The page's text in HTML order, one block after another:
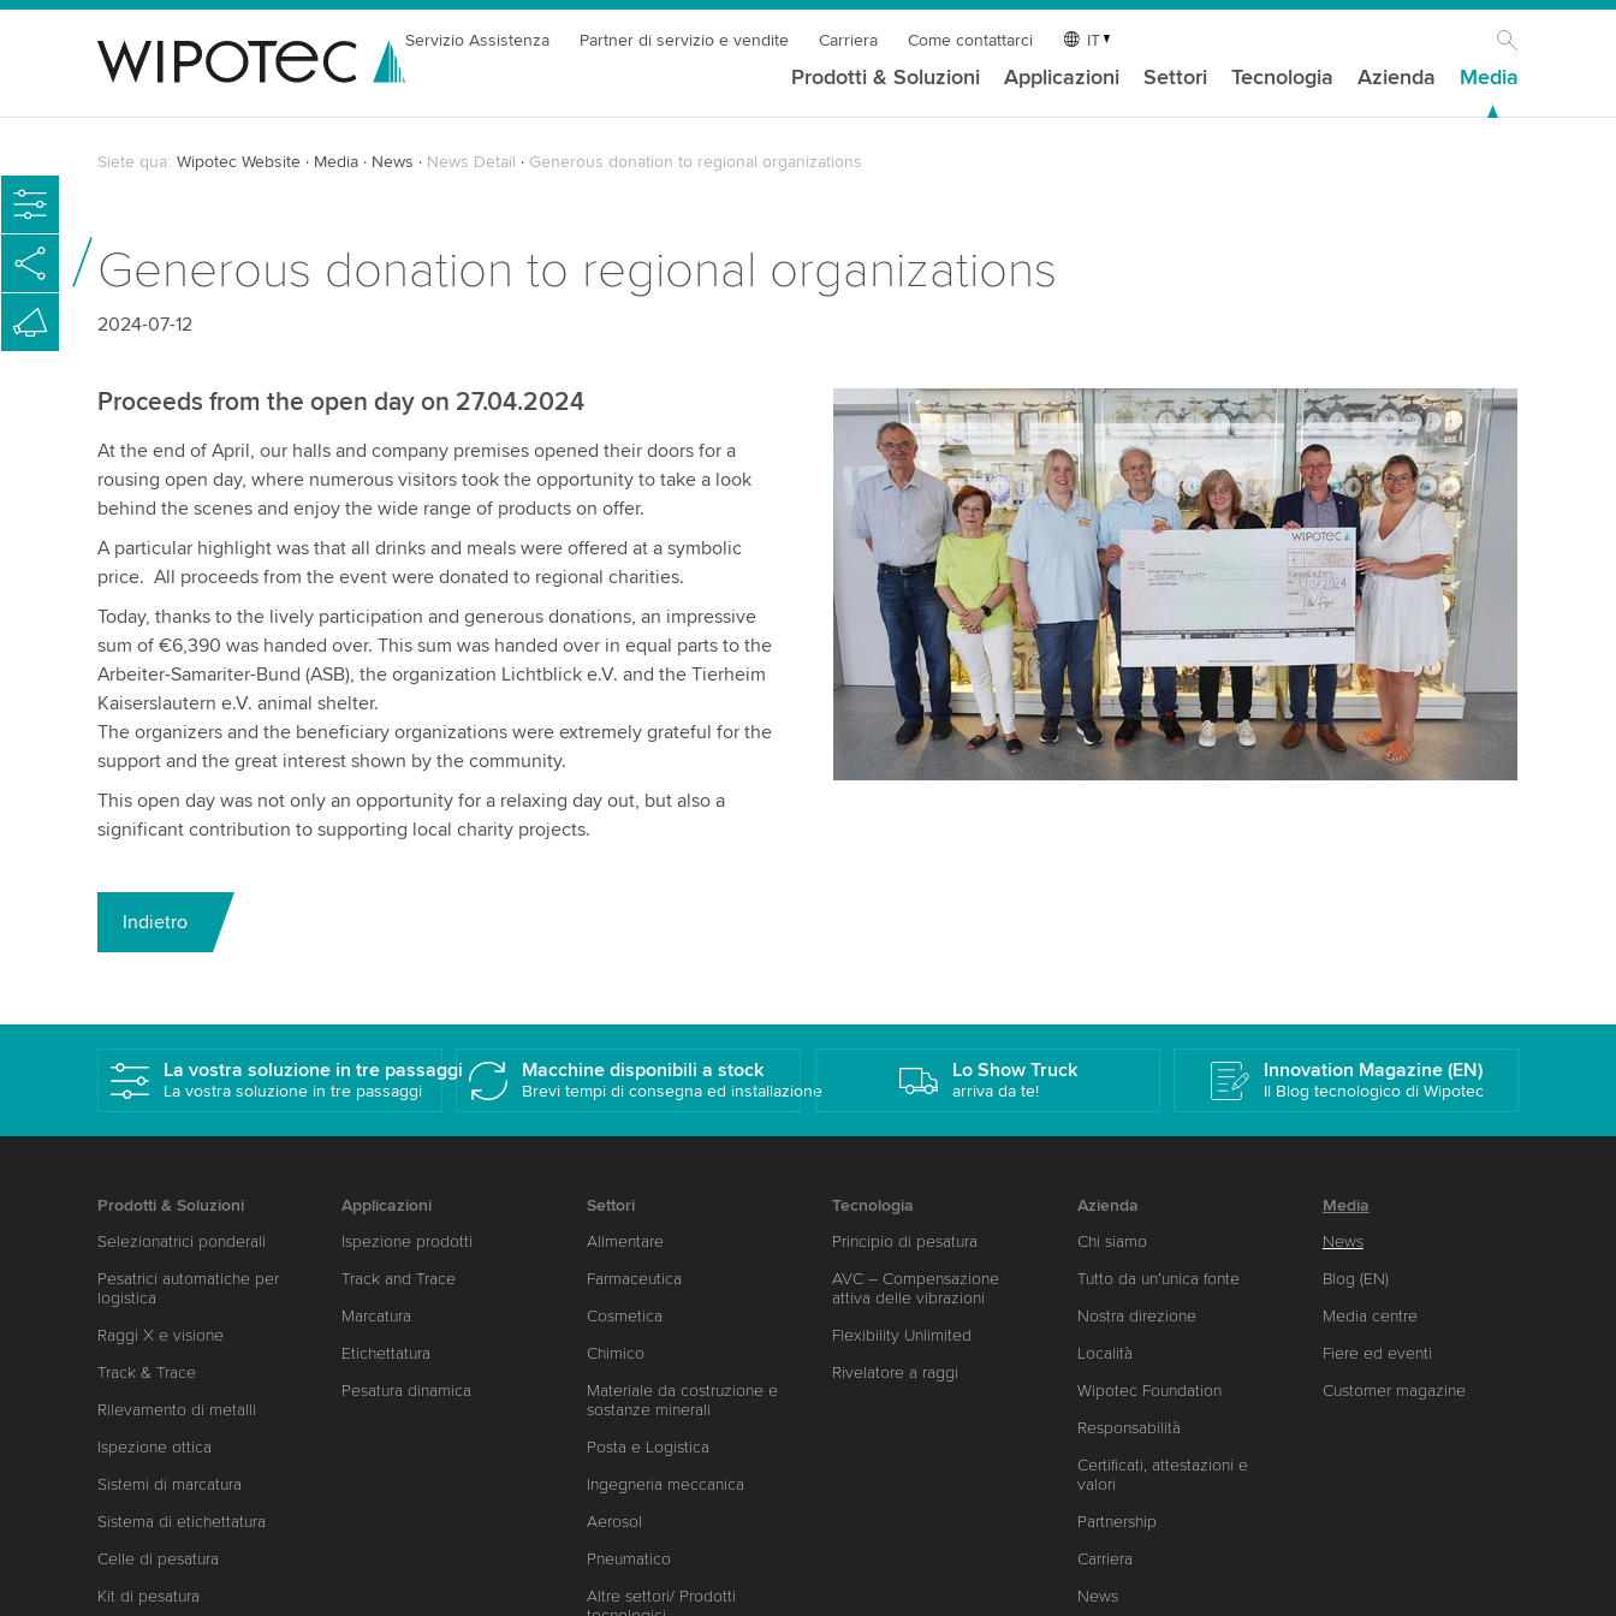
Servizio Assistenza Partner di servizio e vendite Carriera Come contattarci IT
Prodotti & Soluzioni Applicazioni Settori Tecnologia Azienda Media
Siete qua: Wipotec Website Media News News Detail Generous donation to regional organizations
Generous donation to regional organizations
2024-07-12
Proceeds from the open day on 27.04.2024
At the end of April, our halls and company premises opened their doors for a
rousing open day, where numerous visitors took the opportunity to take a look
behind the scenes and enjoy the wide range of products on offer.
A particular highlight was that all drinks and meals were offered at a symbolic
price. All proceeds from the event were donated to regional charities.
Today, thanks to the lively participation and generous donations, an impressive
sum of €6,390 was handed over. This sum was handed over in equal parts to the
Arbeiter-Samariter-Bund (ASB), the organization Lichtblick e.V. and the Tierheim
Kaiserslautern e.V. animal shelter.
The organizers and the beneficiary organizations were extremely grateful for the
support and the great interest shown by the community.
This open day was not only an opportunity for a relaxing day out, but also a
significant contribution to supporting local charity projects.
Indietro
La vostra soluzione in tre passaggi
La vostra soluzione in tre passaggi
Macchine disponibili a stock
Brevi tempi di consegna ed installazione
Lo Show Truck
arriva da te!
Innovation Magazine (EN)
Il Blog tecnologico di Wipotec
Prodotti & Soluzioni
Selezionatrici ponderali
Pesatrici automatiche per
logistica
Raggi X e visione
Track & Trace
Rilevamento di metalli
Ispezione ottica
Sistemi di marcatura
Sistema di etichettatura
Celle di pesatura
Kit di pesatura
Applicazioni
Ispezione prodotti
Track and Trace
Marcatura
Etichettatura
Pesatura dinamica
Settori
Alimentare
Farmaceutica
Cosmetica
Chimico
Materiale da costruzione e
sostanze minerali
Posta e Logistica
Ingegneria meccanica
Aerosol
Pneumatico
Altre settori/ Prodotti
Tecnologia
Principio di pesatura
AVC – Compensazione
attiva delle vibrazioni
Flexibility Unlimited
Rivelatore a raggi
Azienda
Chi siamo
Tutto da un’unica fonte
Nostra direzione
Località
Wipotec Foundation
Responsabilità
Certificati, attestazioni e
valori
Partnership
Carriera
News
Media
News
Blog (EN)
Media centre
Fiere ed eventi
Customer magazine